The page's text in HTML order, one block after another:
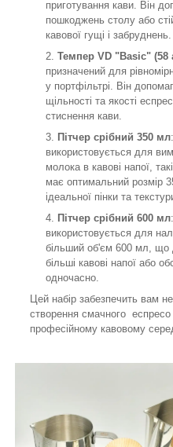
приготування кави. Він
пошкоджень столу або
кавової гущі і забруднень.
Темпер VD "Basic" (58
призначений для
у портфільтрі. Він
щільності та якості
стиснення кави.
Пітчер срібний 350 мл
використовується для
молока в кавові напої,
має оптимальний розмір
ідеальної пінки та
Пітчер срібний 600 мл
використовується для
більший об'єм 600 мл, що
більші кавові напої або
одночасно.
Цей набір забезпечить вам
створення смачного
професійному кавовому